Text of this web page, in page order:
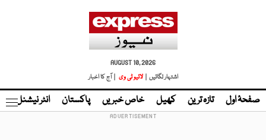
AUGUST 10, 2026
اشتہار لگائیں |
لائیو ٹی وی | آج کا اخبار
صفحۂ اول تازہ ترین کھیل خاص خبریں پاکستان انٹر نیشنل